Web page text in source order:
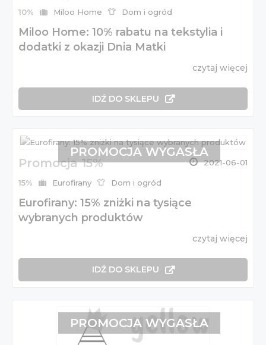
10% Miloo Home Dom i ogród
Miloo Home: 10% rabatu na tekstylia i
dodatki z okazji Dnia Matki
czytaj więcej
IDŹ DO SKLEPU
Promocja 15% 2021-06-01
15% Eurofirany Dom i ogród
Eurofirany: 15% zniżki na tysiące
wybranych produktów
czytaj więcej
IDŹ DO SKLEPU
PROMOCJA WYGASŁA
PROMOCJA WYGASŁA